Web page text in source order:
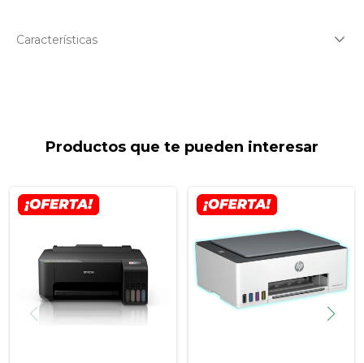
Características
Productos que te pueden interesar